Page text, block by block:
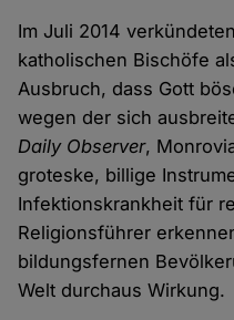
Im Juli 2014
katholischen Bischöfe
Ausbruch, dass Gott
wegen der sich
Daily Observer,
groteske, billige
Infektionskrankheit für
Religionsführer
bildungsfernen
Welt durchaus Wirkung.